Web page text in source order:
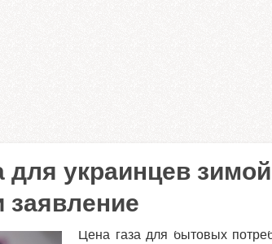
для украинцев
заявление
Цена газа для бытовых